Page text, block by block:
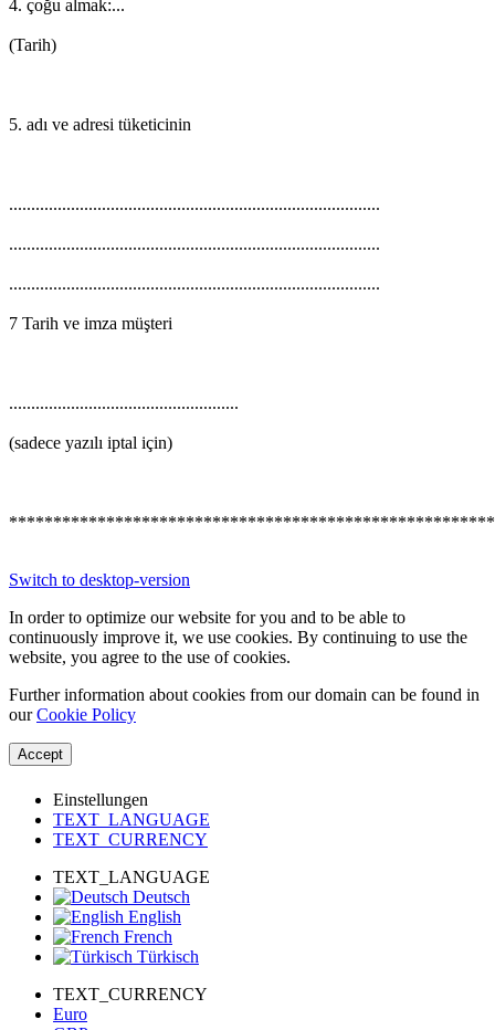
4. çoğu almak:...
(Tarih)
5. adı ve adresi tüketicinin
....................................................................................
....................................................................................
....................................................................................
7 Tarih ve imza müşteri
....................................................
(sadece yazılı iptal için)
Switch to desktop-version
In order to optimize our website for you and to be able to
continuously improve it, we use cookies. By continuing to use the
website, you agree to the use of cookies.
Further information about cookies from our domain can be found in
ourCookie Policy
Accept
Einstellungen
TEXT_LANGUAGE
TEXT_CURRENCY
TEXT_LANGUAGE
Deutsch
English
French
Türkisch
TEXT_CURRENCY
Euro